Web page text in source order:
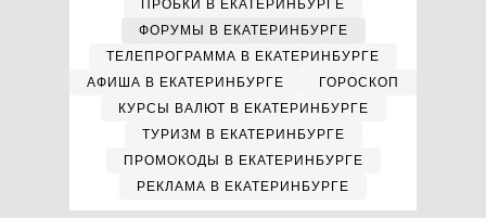
ПРОБКИ В ЕКАТЕРИНБУРГЕ
ФОРУМЫ В ЕКАТЕРИНБУРГЕ
ТЕЛЕПРОГРАММА В ЕКАТЕРИНБУРГЕ
АФИША В ЕКАТЕРИНБУРГЕ
ГОРОСКОП
КУРСЫ ВАЛЮТ В ЕКАТЕРИНБУРГЕ
ТУРИЗМ В ЕКАТЕРИНБУРГЕ
ПРОМОКОДЫ В ЕКАТЕРИНБУРГЕ
РЕКЛАМА В ЕКАТЕРИНБУРГЕ